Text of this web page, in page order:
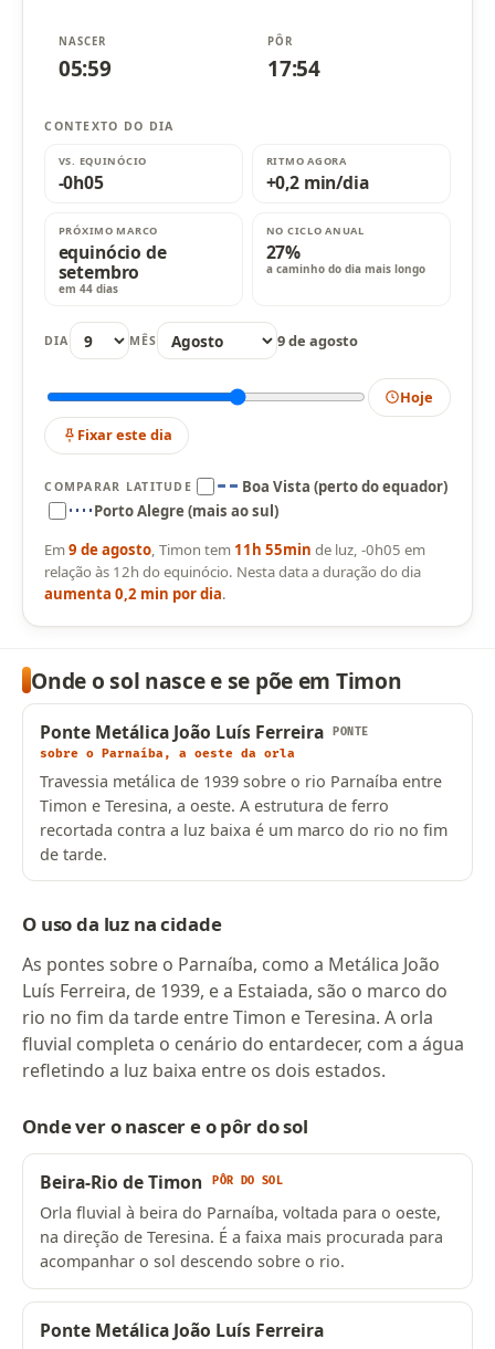
NASCER
05:59
PÔR
17:54
CONTEXTO DO DIA
VS. EQUINÓCIO
-0h05
RITMO AGORA
+0,2 min/dia
PRÓXIMO MARCO
equinócio de
setembro
em 44 dias
NO CICLO ANUAL
27%
a caminho do dia mais longo
DIA MÊS 9 de agosto
Hoje
Fixar este dia
COMPARAR LATITUDE
Boa Vista (perto do equador)
Porto Alegre (mais ao sul)
Em9 de agosto, Timon tem 11h 55min de luz, -0h05 em
relação às 12h do equinócio. Nesta data a duração do dia
aumenta 0,2 min por dia.
Onde o sol nasce e se põe em Timon
Ponte Metálica João Luís Ferreira PONTE
sobre o Parnaíba, a oeste da orla
Travessia metálica de 1939 sobre o rio Parnaíba entre
Timon e Teresina, a oeste. A estrutura de ferro
recortada contra a luz baixa é um marco do rio no fim
de tarde.
O uso da luz na cidade
As pontes sobre o Parnaíba, como a Metálica João
Luís Ferreira, de 1939, e a Estaiada, são o marco do
rio no fim da tarde entre Timon e Teresina. A orla
fluvial completa o cenário do entardecer, com a água
refletindo a luz baixa entre os dois estados.
Onde ver o nascer e o pôr do sol
Beira-Rio de Timon PÔR DO SOL
Orla fluvial à beira do Parnaíba, voltada para o oeste,
na direção de Teresina. É a faixa mais procurada para
acompanhar o sol descendo sobre o rio.
Ponte Metálica João Luís Ferreira